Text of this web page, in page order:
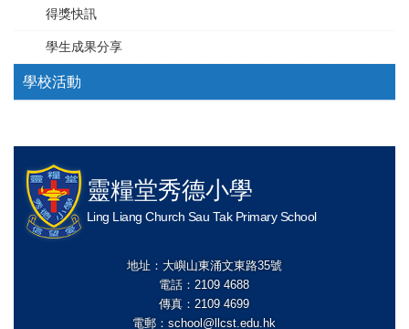
得獎快訊
學生成果分享
學校活動
靈糧堂秀德小學
Ling Liang Church Sau Tak Primary School
地址：大嶼山東涌文東路35號
電話：2109 4688
傳真：2109 4699
電郵：school@llcst.edu.hk